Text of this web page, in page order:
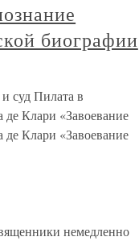
биографии
суд Пилата в
Клари «Завоевание
де Клари «Завоевание
немедленно